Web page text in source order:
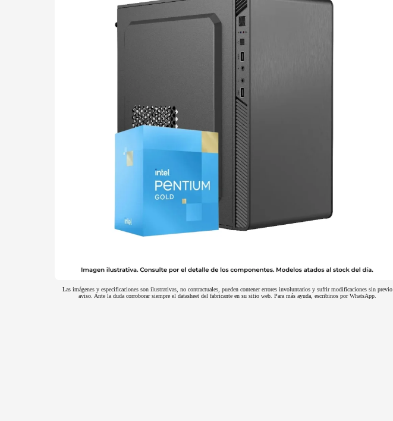
Las imágenes y especificaciones son ilustrativas, no contractuales, pueden contener errores involuntarios y sufrir modificaciones sin previo
aviso. Ante la duda corroborar siempre el datasheet del fabricante en su sitio web. Para más ayuda, escribinos por WhatsApp.